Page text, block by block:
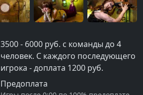
3500 - 6000 руб. с команды до 4
человек. С каждого последующего
игрока - доплата 1200 руб.
Предоплата